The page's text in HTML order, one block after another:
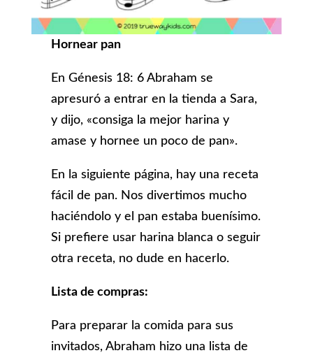
Hornear pan
En Génesis 18: 6 Abraham se
apresuró a entrar en la tienda a Sara,
y dijo, «consiga la mejor harina y
amase y hornee un poco de pan».
En la siguiente página, hay una receta
fácil de pan. Nos divertimos mucho
haciéndolo y el pan estaba buenísimo.
Si prefiere usar harina blanca o seguir
otra receta, no dude en hacerlo.
Lista de compras:
Para preparar la comida para sus
invitados, Abraham hizo una lista de